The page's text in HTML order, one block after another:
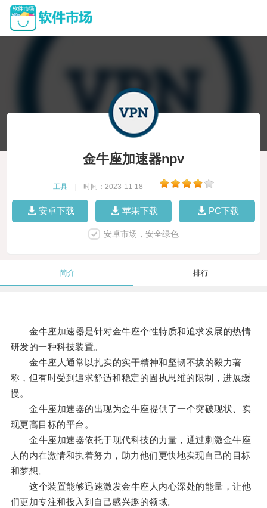
金牛座加速器npv
工具 时间：2023-11-18
安卓下载 苹果下载 PC下载
安卓市场，安全绿色
简介 排行
金牛座加速器是针对金牛座个性特质和追求发展的热情
研发的一种科技装置。
金牛座人通常以扎实的实干精神和坚韧不拔的毅力著
称，但有时受到追求舒适和稳定的固执思维的限制，进展缓
慢。
金牛座加速器的出现为金牛座提供了一个突破现状、实
现更高目标的平台。
金牛座加速器依托于现代科技的力量，通过刺激金牛座
人的内在激情和执着努力，助力他们更快地实现自己的目标
和梦想。
这个装置能够迅速激发金牛座人内心深处的能量，让他
们更加专注和投入到自己感兴趣的领域。